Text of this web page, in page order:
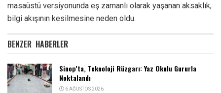
masaüstü versiyonunda eş zamanlı olarak yaşanan aksaklık,
bilgi akışının kesilmesine neden oldu.
BENZER HABERLER
Sinop’ta, Teknoloji Rüzgarı: Yaz Okulu Gururla
Noktalandı
6 AĞUSTOS 2026